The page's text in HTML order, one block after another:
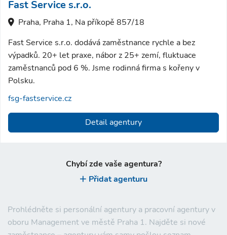
Prohlédněte si personální agentury a pracovní agentury v
oboru Management ve městě Praha 1. Najděte si nové
Fast Service s.r.o.
Praha, Praha 1, Na příkopě 857/18
Fast Service s.r.o. dodává zaměstnance rychle a bez
výpadků. 20+ let praxe, nábor z 25+ zemí, fluktuace
zaměstnanců pod 6 %. Jsme rodinná firma s kořeny v
Polsku.
fsg-fastservice.cz
Detail agentury
Chybí zde vaše agentura?
Přidat agenturu